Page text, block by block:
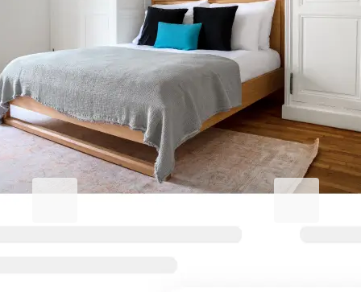
Eleve sua estadia em El Camp de
l'Arpa del Clot